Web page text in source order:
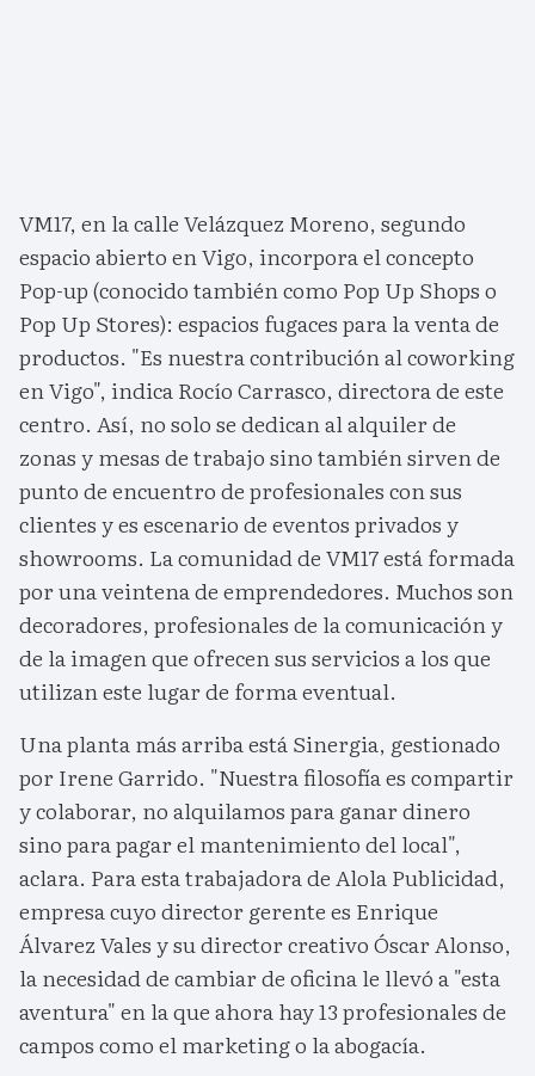
VM17, en la calle Velázquez Moreno, segundo
espacio abierto en Vigo, incorpora el concepto
Pop-up (conocido también como Pop Up Shops o
Pop Up Stores): espacios fugaces para la venta de
productos. "Es nuestra contribución al coworking
en Vigo", indica Rocío Carrasco, directora de este
centro. Así, no solo se dedican al alquiler de
zonas y mesas de trabajo sino también sirven de
punto de encuentro de profesionales con sus
clientes y es escenario de eventos privados y
showrooms. La comunidad de VM17 está formada
por una veintena de emprendedores. Muchos son
decoradores, profesionales de la comunicación y
de la imagen que ofrecen sus servicios a los que
utilizan este lugar de forma eventual.
Una planta más arriba está Sinergia, gestionado
por Irene Garrido. "Nuestra filosofía es compartir
y colaborar, no alquilamos para ganar dinero
sino para pagar el mantenimiento del local",
aclara. Para esta trabajadora de Alola Publicidad,
empresa cuyo director gerente es Enrique
Álvarez Vales y su director creativo Óscar Alonso,
la necesidad de cambiar de oficina le llevó a "esta
aventura" en la que ahora hay 13 profesionales de
campos como el marketing o la abogacía.